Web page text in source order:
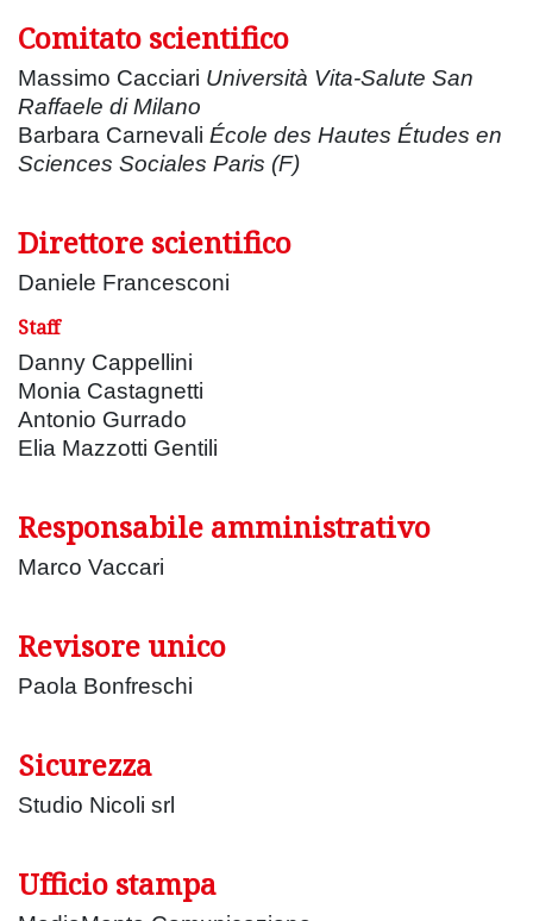
Comitato scientifico
Massimo Cacciari Università Vita-Salute San
Raffaele di Milano
Barbara Carnevali École des Hautes Études en
Sciences Sociales Paris (F)
Direttore scientifico
Daniele Francesconi
Staff
Danny Cappellini
Monia Castagnetti
Antonio Gurrado
Elia Mazzotti Gentili
Responsabile amministrativo
Marco Vaccari
Revisore unico
Paola Bonfreschi
Sicurezza
Studio Nicoli srl
Ufficio stampa